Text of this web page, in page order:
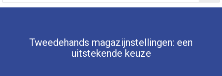
Tweedehands magazijnstellingen: een
uitstekende keuze